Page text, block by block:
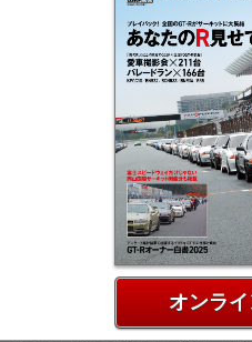
オンラ